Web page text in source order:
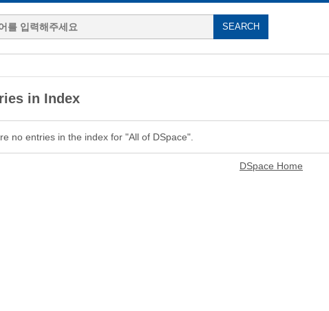
in Index
no entries in the index for "All of DSpace".
DSpace Home